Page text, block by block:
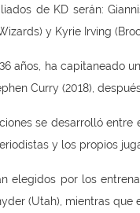
de KD serán:
y Kyrie Irving
36 años, ha capitaneado
Curry (2018),
se desarrolló entre
y los propios
elegidos por los
(Utah), mientras que